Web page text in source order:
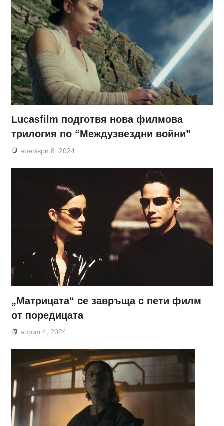
Lucasfilm подготвя нова филмова
трилогия по “Междузвездни войни”
ноември 8, 2024
„Матрицата“ се завръща с пети филм
от поредицата
април 4, 2024